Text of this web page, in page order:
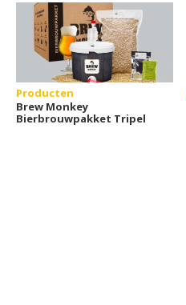
Producten
Brew Monkey
Bierbrouwpakket Tripel